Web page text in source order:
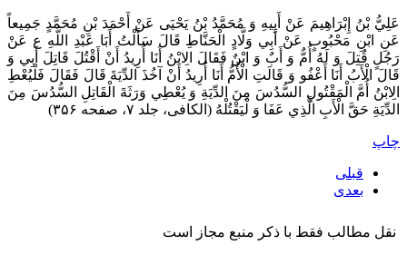
عَلِيُّ بْنُ إِبْرَاهِيمَ عَنْ أَبِيهِ وَ مُحَمَّدُ بْنُ يَحْيَى عَنْ أَحْمَدَ بْنِ مُحَمَّدٍ جَمِيعاً
عَنِ ابْنِ مَحْبُوبٍ عَنْ أَبِي وَلَّادٍ الْحَنَّاطِ قَالَ سَأَلْتُ أَبَا عَبْدِ اللَّهِ ع عَنْ
رَجُلٍ قُتِلَ وَ لَهُ أُمٌّ وَ أَبٌ وَ ابْنٌ فَقَالَ الِابْنُ أَنَا أُرِيدُ أَنْ أَقْتُلَ قَاتِلَ أَبِي وَ
قَالَ الْأَبُ أَنَا أَعْفُو وَ قَالَتِ الْأُمُّ أَنَا أُرِيدُ أَنْ آخُذَ الدِّيَةَ قَالَ فَقَالَ فَلْيُعْطِ
الِابْنُ أُمَّ الْمَقْتُولِ السُّدُسَ مِنَ الدِّيَةِ وَ يُعْطِي وَرَثَةَ‌ الْقَاتِلِ السُّدُسَ مِنَ
الدِّيَةِ حَقَّ الْأَبِ الَّذِي عَفَا وَ لْيَقْتُلْهُ‌ (الکافی، جلد ۷، صفحه ۳۵۶)
چاپ
قبلی
بعدی
نقل مطالب فقط با ذکر منبع مجاز است